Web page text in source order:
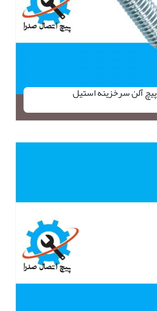
پیچ آلن سرخزینه استیل